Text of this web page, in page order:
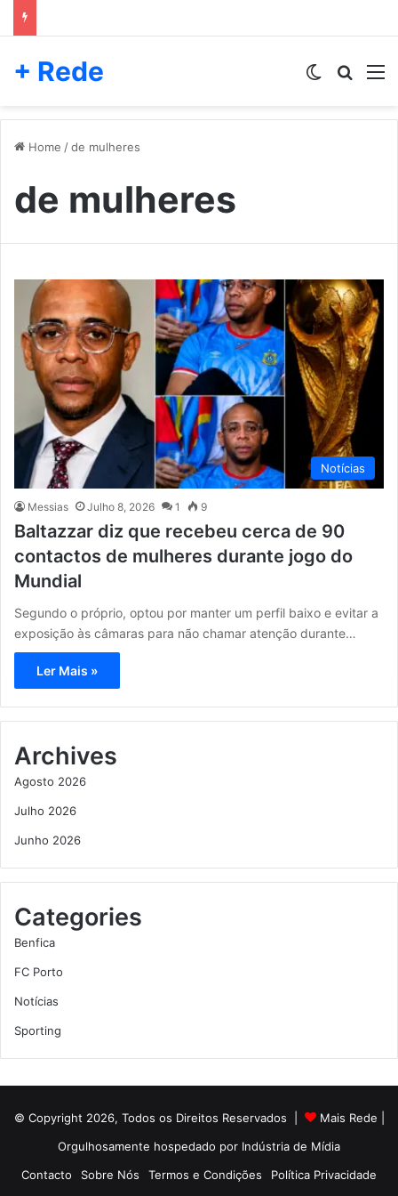
+ Rede Switch skin
Home /de mulheres
de mulheres
Notícias
Messias Julho 8, 2026 1 9
Baltazzar diz que recebeu cerca de 90
contactos de mulheres durante jogo do
Mundial
Segundo o próprio, optou por manter um perfil baixo e evitar a
exposição às câmaras para não chamar atenção durante…
Ler Mais »
Archives
Agosto 2026
Julho 2026
Junho 2026
Categories
Benfica
FC Porto
Notícias
Sporting
© Copyright 2026, Todos os Direitos Reservados | Mais Rede
Orgulhosamente hospedado por Indústria de Mídia
Contacto
Sobre Nós Termos e Condições Política Privacidade